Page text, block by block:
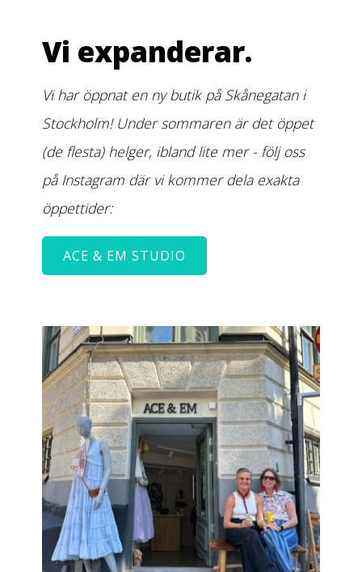
Vi expanderar.
Vi har öppnat en ny butik på Skånegatan i
Stockholm! Under sommaren är det öppet
(de flesta) helger, ibland lite mer - följ oss
på Instagram där vi kommer dela exakta
öppettider:
ACE & EM STUDIO